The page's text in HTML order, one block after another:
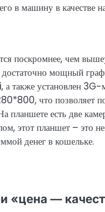
в машину в качестве
поскромнее, чем
мощный
также установлен
что позволяет
планшете есть две
этот планшет – это
денег в кошельке.
«цена —